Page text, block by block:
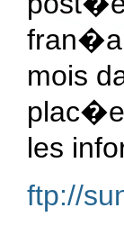
mois
les
ftp://